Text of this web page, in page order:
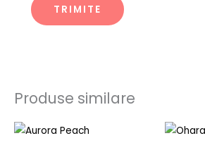
Produse similare